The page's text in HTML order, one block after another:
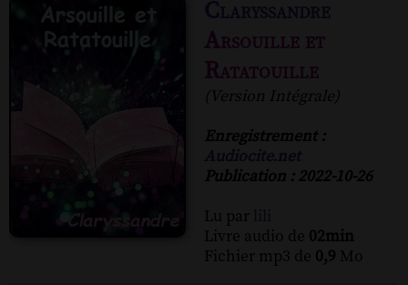
Arsouille et
Ratatouille
(Version Intégrale)
Enregistrement :
Publication : 2022-10-26
Lu par
Livre audio de 02min
Fichier mp3 de 0,9 Mo